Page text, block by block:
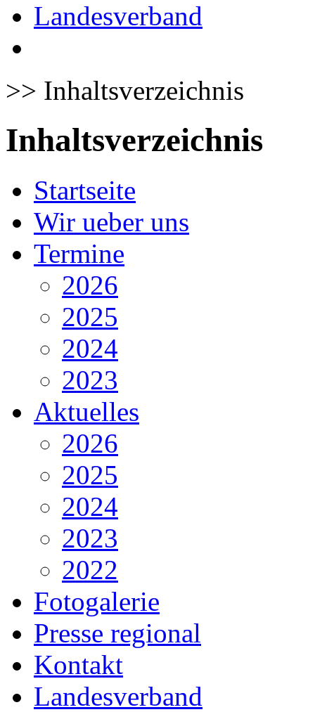
Landesverband
>> Inhaltsverzeichnis
Inhaltsverzeichnis
Startseite
Wir ueber uns
Termine
2026
2025
2024
2023
Aktuelles
2026
2025
2024
2023
2022
Fotogalerie
Presse regional
Kontakt
Landesverband